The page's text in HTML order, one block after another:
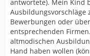
antwortete). Mein Kind
Ausbildungsvorschläge
Bewerbungen oder
entsprechenden
altmodischen
Hand haben wollen